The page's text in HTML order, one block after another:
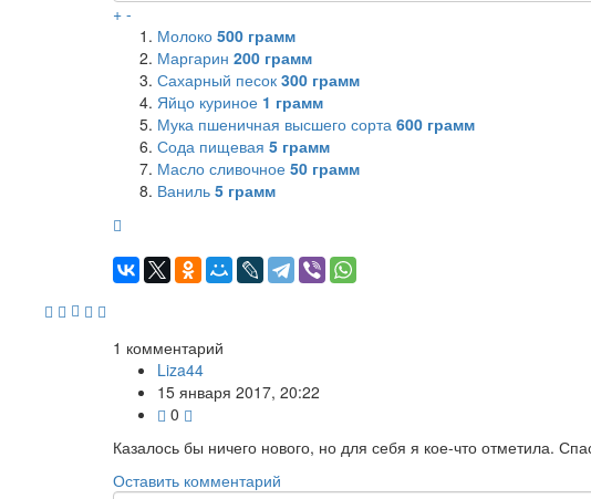
+ -
Молоко 500 грамм
Маргарин 200 грамм
Сахарный песок 300 грамм
Яйцо куриное 1 грамм
Мука пшеничная высшего сорта 600 грамм
Сода пищевая 5 грамм
Масло сливочное 50 грамм
Ваниль 5 грамм
1 комментарий
Liza44
15 января 2017, 20:22
0
Казалось бы ничего нового, но для себя я кое-что отметила.
Оставить комментарий